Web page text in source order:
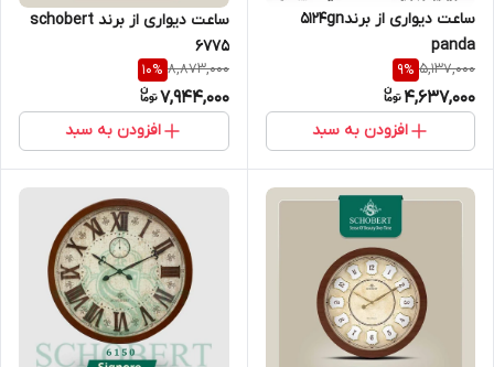
ساعت دیواری از برند5124gn
panda
5,137,000
9%
4,637,000
افزودن به سبد
ساعت دیواری از برند schobert
6775
8,873,000
10%
7,944,000
افزودن به سبد